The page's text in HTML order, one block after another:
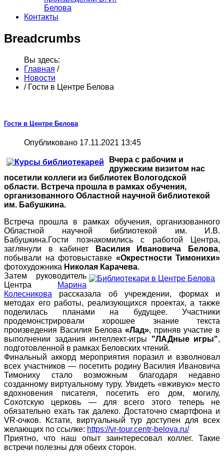
Белова
Контакты
Breadcrumbs
Вы здесь:
Главная /
Новости
/ Гости в Центре Белова
Гости в Центре Белова
Опубликовано 17.11.2021 13:45
Вчера с рабочим и
дружеским визитом нас
посетили коллеги из библиотек Вологодской
области. Встреча прошла в рамках обучения,
организованного Областной научной библиотекой
им. Бабушкина.
Встреча прошла в рамках обучения, организованного
Областной научной библиотекой им. И.В.
Бабушкина.Гости познакомились с работой Центра,
заглянули в кабинет
Василия Ивановича Белова,
побывали на фотовыставке «Окрестности Тимонихи»
фотохудожника Николая Карачева.
Затем руководитель
Центра
Марина
Колесникова рассказала об учреждении, формах и
методах его работы, реализующихся проектах, а также
поделилась планами на будущее. Участники
продемонстрировали хорошее знание текста
произведения Василия Белова «Лад», приняв участие в
выполнении задания интеллект-игры "ЛАДные игры",
подготовленной в рамках Беловских чтений.
Финальный аккорд мероприятия поразил и взволновал
всех участников — посетить родину Василия Ивановича
Тимониху стало возможным благодаря недавно
созданному виртуальному туру. Увидеть «вживую» место
вдохновения писателя, посетить его дом, могилу,
Сохотскую церковь — для всего этого теперь не
обязательно ехать так далеко. Достаточно смартфона и
VR-очков. Кстати, виртуальный тур доступен для всех
желающих по ссылке: https://vr-tour.centr-belova.ru/
Приятно, что наш опыт заинтересовал коллег. Такие
встречи полезны для обеих сторон.